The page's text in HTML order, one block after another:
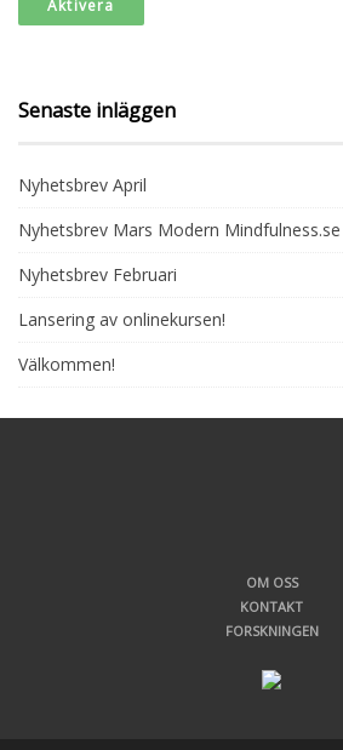
Senaste inläggen
Nyhetsbrev April
Nyhetsbrev Mars Modern Mindfulness.se
Nyhetsbrev Februari
Lansering av onlinekursen!
Välkommen!
OM OSS
KONTAKT
FORSKNINGEN